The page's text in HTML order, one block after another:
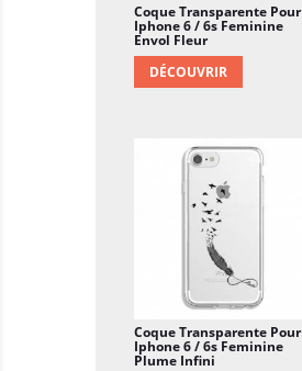
Coque Transparente Pour
Iphone 6 / 6s Feminine
Envol Fleur
DÉCOUVRIR
Coque Transparente Pour
Iphone 6 / 6s Feminine
Plume Infini